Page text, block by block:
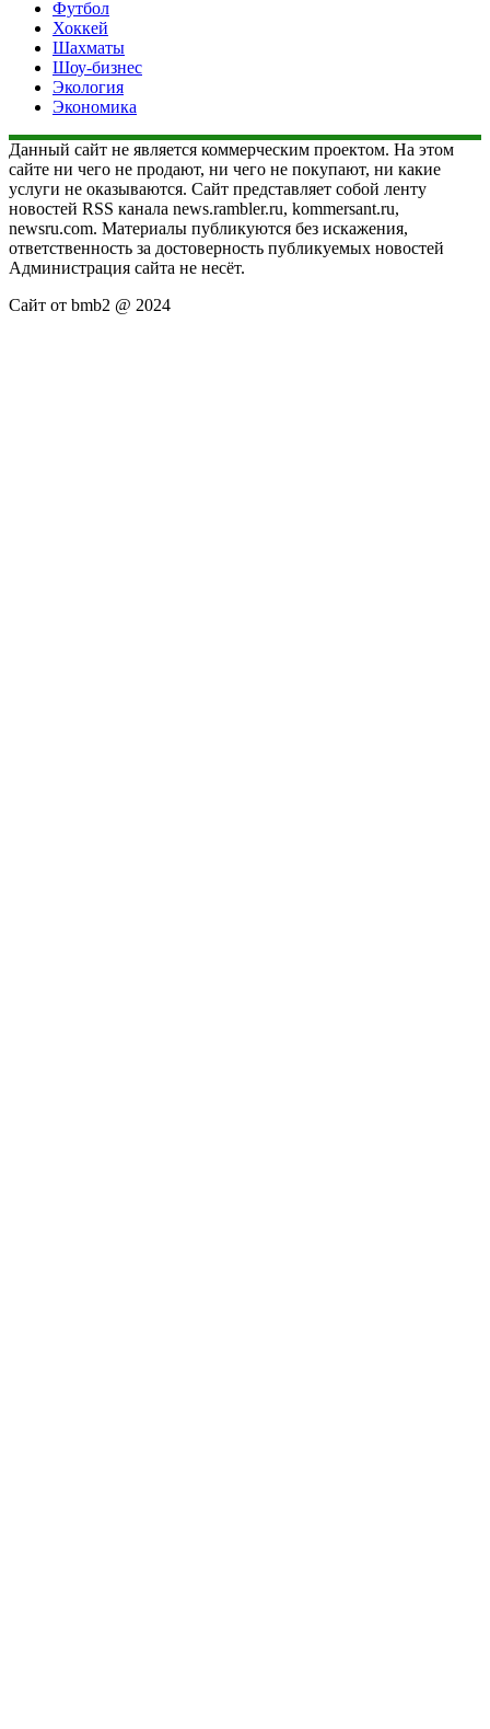
Футбол
Хоккей
Шахматы
Шоу-бизнес
Экология
Экономика
Данный сайт не является коммерческим проектом. На этом
сайте ни чего не продают, ни чего не покупают, ни какие
услуги не оказываются. Сайт представляет собой ленту
новостей RSS канала news.rambler.ru, kommersant.ru,
newsru.com. Материалы публикуются без искажения,
ответственность за достоверность публикуемых новостей
Администрация сайта не несёт.
Сайт от bmb2 @ 2024